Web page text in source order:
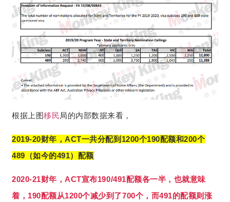
根据上图移民局的内部数据来看，
2019-20财年，ACT一共分配到1200个190配额和200个
489（如今的491）配额
2020-21财年，ACT宣布190/491配额各一半，也就意味
着，190配额从1200个减少到了700个，而491的配额则涨